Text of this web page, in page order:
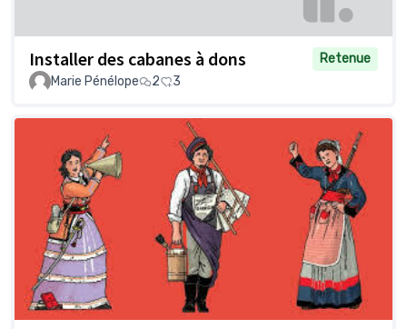
Installer des cabanes à dons
Retenue
Marie Pénélope
2 3